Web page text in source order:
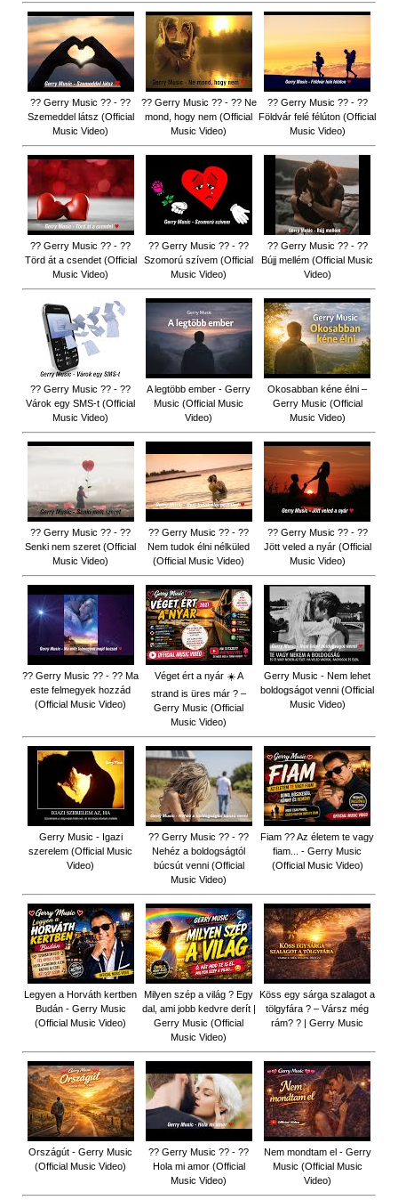
?? Gerry Music ?? - ??
Szemeddel látsz (Official
Music Video)
?? Gerry Music ?? - ?? Ne
mond, hogy nem (Official
Music Video)
?? Gerry Music ?? - ??
Földvár felé félúton (Official
Music Video)
?? Gerry Music ?? - ??
Törd át a csendet (Official
Music Video)
?? Gerry Music ?? - ??
Szomorú szívem (Official
Music Video)
?? Gerry Music ?? - ??
Bújj mellém (Official Music
Video)
?? Gerry Music ?? - ??
Várok egy SMS-t (Official
Music Video)
A legtöbb ember - Gerry
Music (Official Music
Video)
Okosabban kéne élni –
Gerry Music (Official
Music Video)
?? Gerry Music ?? - ??
Senki nem szeret (Official
Music Video)
?? Gerry Music ?? - ??
Nem tudok élni nélküled
(Official Music Video)
?? Gerry Music ?? - ??
Jött veled a nyár (Official
Music Video)
?? Gerry Music ?? - ?? Ma
este felmegyek hozzád
(Official Music Video)
Véget ért a nyár ☀️ A
strand is üres már ? –
Gerry Music (Official
Music Video)
Gerry Music - Nem lehet
boldogságot venni (Official
Music Video)
Gerry Music - Igazi
szerelem (Official Music
Video)
?? Gerry Music ?? - ??
Nehéz a boldogságtól
búcsút venni (Official
Music Video)
Fiam ?‍? Az életem te vagy
fiam... - Gerry Music
(Official Music Video)
Legyen a Horváth kertben
Budán - Gerry Music
(Official Music Video)
Milyen szép a világ ? Egy
dal, ami jobb kedvre derít |
Gerry Music (Official
Music Video)
Köss egy sárga szalagot a
tölgyfára ?️ – Vársz még
rám? ? | Gerry Music
Országút - Gerry Music
(Official Music Video)
?? Gerry Music ?? - ??
Hola mi amor (Official
Music Video)
Nem mondtam el - Gerry
Music (Official Music
Video)